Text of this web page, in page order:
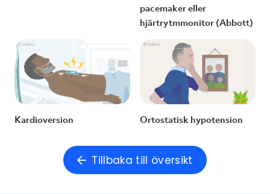
pacemaker eller
hjärtrytmmonitor (Abbott)
Kardioversion Ortostatisk hypotension
Tillbaka till översikt